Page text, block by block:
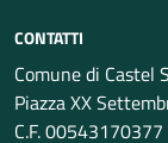
CONTATTI
Comune di Castel
Piazza XX
C.F.